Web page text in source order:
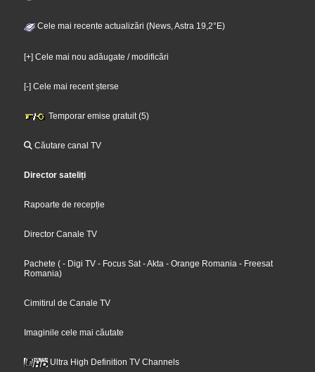
Cele mai recente actualizări (News, Astra 19,2°E)
[+] Cele mai nou adăugate / modificări
[-] Cele mai recent șterse
Temporar emise gratuit (5)
Căutare canal TV
Director sateliți
Rapoarte de recepție
Director Canale TV
Pachete (- Digi TV - Focus Sat- Akta - Orange Romania - Freesat
Romania)
Cimitirul de Canale TV
Imaginile cele mai căutate
Ultra High Definition TV Channels